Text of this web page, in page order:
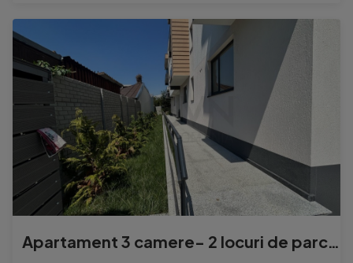
Apartament 3 camere- 2 locuri de parcare- Domenii-1Mai